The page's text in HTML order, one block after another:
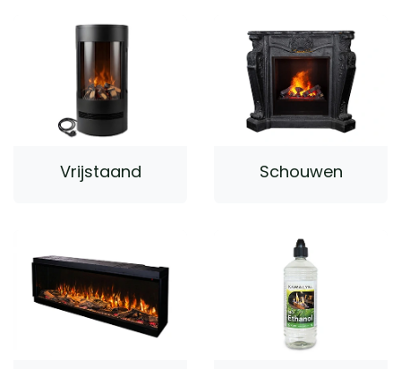
Vrijstaand Schouwen